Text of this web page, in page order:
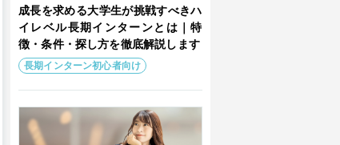
成長を求める大学生が挑戦すべきハ
イレベル長期インターンとは｜特
徴・条件・探し方を徹底解説します
長期インターン初心者向け